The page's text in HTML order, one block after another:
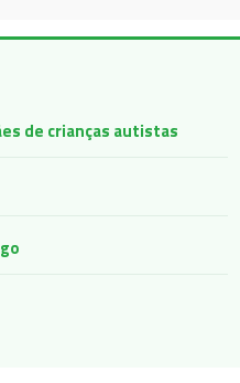
de crianças autistas